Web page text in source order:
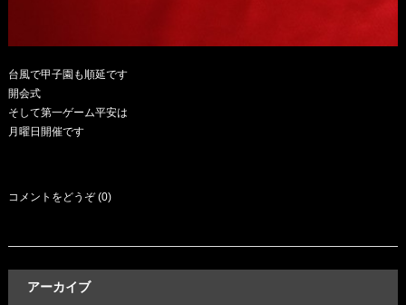
台風で甲子園も順延です
開会式
そして第一ゲーム平安は
月曜日開催です
コメントをどうぞ (0)
アーカイブ